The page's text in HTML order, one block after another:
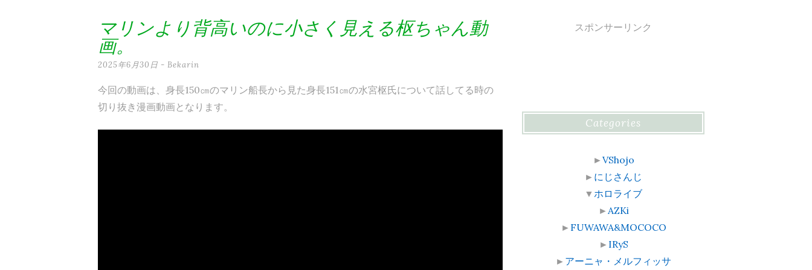
ン
ツ
ス
マリンより背高いのに小さく見える枢ちゃん動
画。
2025年6月30日 - Bekarin
今回の動画は、身長150㎝のマリン船長から見た身長151㎝の水宮枢氏について話してる時の
切り抜き漫画動画となります。
スポンサーリンク
Categories
►VShojo
► にじさんじ
▼ ホロライブ
► AZKi
► FUWAWA&MOCOCO
► IRyS
► アーニャ・メルフィッサ